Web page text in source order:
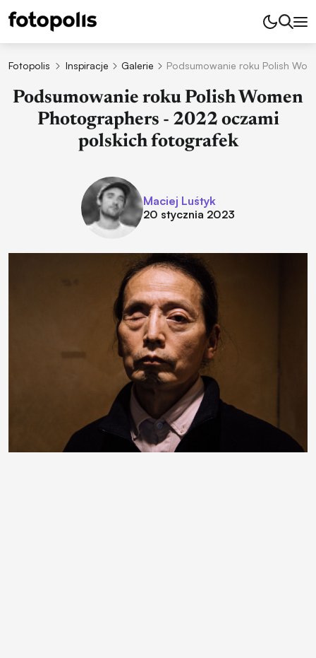
Fotopolis Inspiracje Galerie Podsumowanie roku Polish
Podsumowanie roku Polish Women
Photographers - 2022 oczami
polskich fotografek
Maciej Luśtyk
20 stycznia 2023